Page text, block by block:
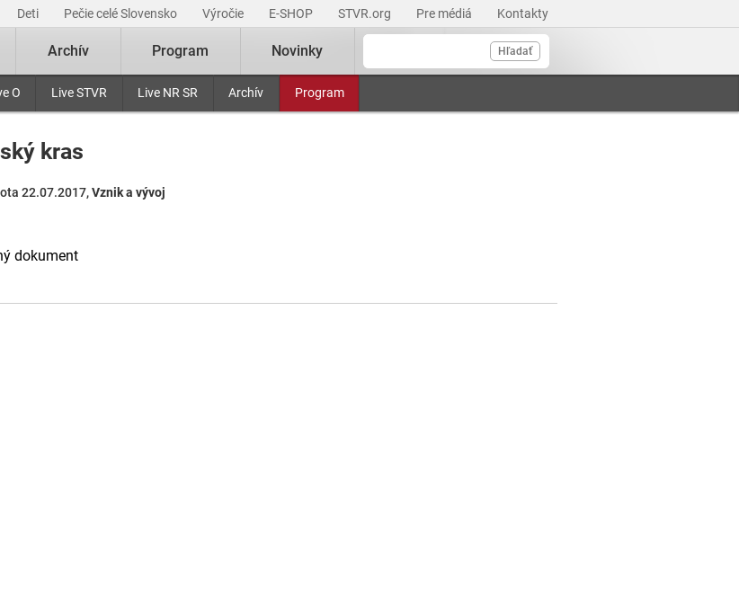
Deti Pečie celé Slovensko Výročie E-SHOP STVR.org Pre médiá Kontakty
Hľadať
O Live STVR Live NR SR Archív Program
Archív Program Novinky
kras
22.07.2017,Vznik a vývoj
dokument